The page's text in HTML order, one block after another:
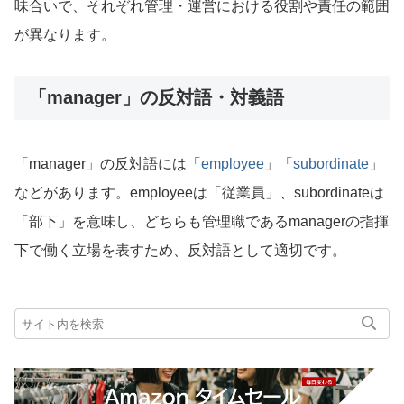
味合いで、それぞれ管理・運営における役割や責任の範囲
が異なります。
「manager」の反対語・対義語
「manager」の反対語には「 employee 」「 subordinate 」
などがあります。employeeは「従業員」、subordinateは
「部下」を意味し、どちらも管理職であるmanagerの指揮
下で働く立場を表すため、反対語として適切です。